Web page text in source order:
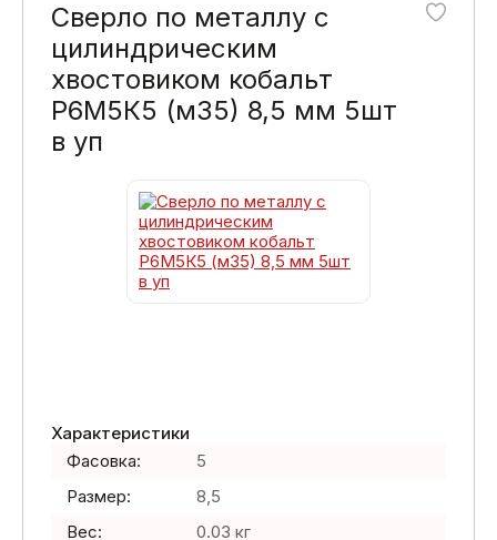
Сверло по металлу с
цилиндрическим
хвостовиком кобальт
Р6М5К5 (м35) 8,5 мм 5шт
в уп
Характеристики
Фасовка:
5
Размер:
8,5
Вес:
0.03 кг